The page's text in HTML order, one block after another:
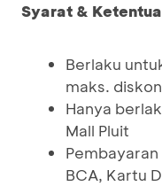
Syarat &
Berlaku
maks.
Hanya
Mall Pluit
BCA, Kartu